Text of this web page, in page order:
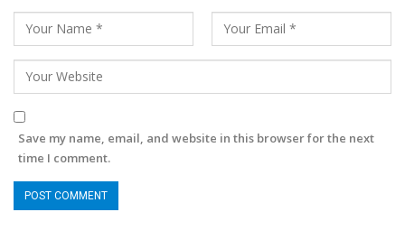
Save my name, email, and website in this browser for the next
time I comment.